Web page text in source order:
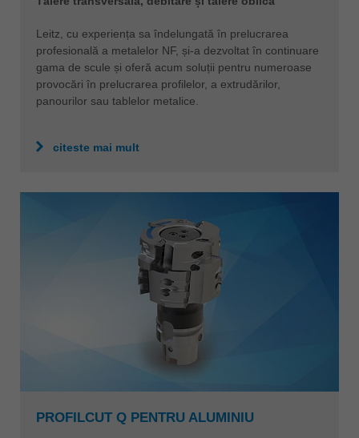
Leitz, cu experiența sa îndelungată în prelucrarea
profesională a metalelor NF, și-a dezvoltat în continuare
gama de scule și oferă acum soluții pentru numeroase
provocări în prelucrarea profilelor, a extrudărilor,
panourilor sau tablelor metalice.
citeste mai mult
PROFILCUT Q PENTRU ALUMINIU